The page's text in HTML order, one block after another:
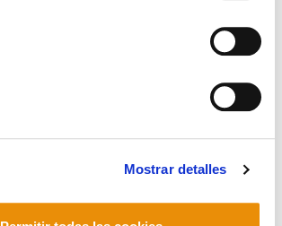
Mostrar detalles